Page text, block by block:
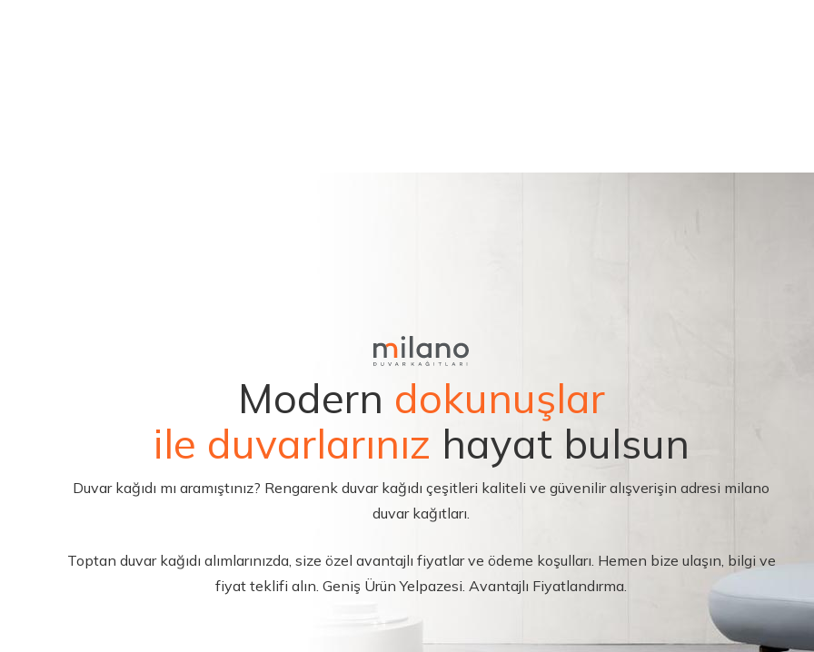
Modern dokunuşlar
ile duvarlarınız hayat bulsun
Duvar kağıdı mı aramıştınız? Rengarenk duvar kağıdı çeşitleri kaliteli ve güvenilir alışverişin adresi milano
duvar kağıtları.
Toptan duvar kağıdı alımlarınızda, size özel avantajlı fiyatlar ve ödeme koşulları. Hemen bize ulaşın, bilgi ve
fiyat teklifi alın. Geniş Ürün Yelpazesi. Avantajlı Fiyatlandırma.